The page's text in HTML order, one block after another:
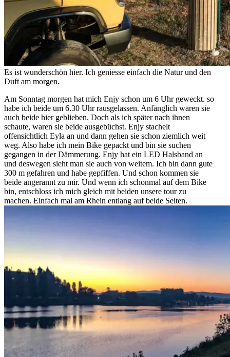
Es ist wunderschön hier. Ich geniesse einfach die Natur und den
Duft am morgen.
Am Sonntag morgen hat mich Enjy schon um 6 Uhr geweckt. so
habe ich beide um 6.30 Uhr rausgelassen. Anfänglich waren sie
auch beide hier geblieben. Doch als ich später nach ihnen
schaute, waren sie beide ausgebüchst. Enjy stachelt
offensichtlich Eyla an und dann gehen sie schon ziemlich weit
weg. Also habe ich mein Bike gepackt und bin sie suchen
gegangen in der Dämmerung. Enjy hat ein LED Halsband an
und deswegen sieht man sie auch von weitem. Ich bin dann gute
300 m gefahren und habe gepfiffen. Und schon kommen sie
beide angerannt zu mir. Und wenn ich schonmal auf dem Bike
bin, entschloss ich mich gleich mit beiden unsere tour zu
machen. Einfach mal am Rhein entlang auf beide Seiten.